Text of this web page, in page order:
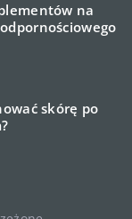
na
skórę po